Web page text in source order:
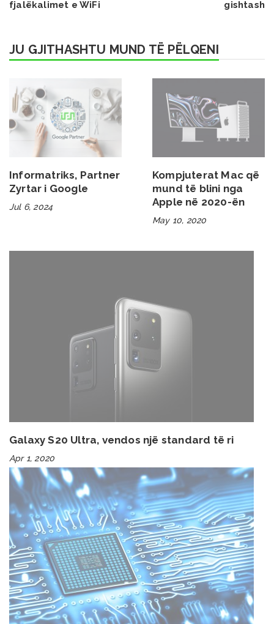
fjalëkalimet e WiFi gishtash
JU GJITHASHTU MUND TË PËLQENI
Informatriks, Partner
Zyrtar i Google
Jul 6, 2024
Kompjuterat Mac që
mund të blini nga
Apple në 2020-ën
May 10, 2020
Galaxy S20 Ultra, vendos një standard të ri
Apr 1, 2020